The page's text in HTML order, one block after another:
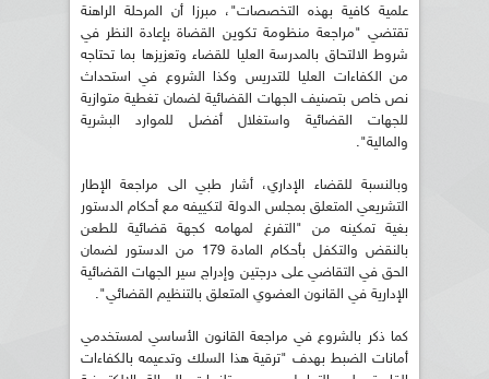
علمية كافية بهذه التخصصات"، مبرزا أن المرحلة الراهنة
تقتضي "مراجعة منظومة تكوين القضاة بإعادة النظر في
شروط الالتحاق بالمدرسة العليا للقضاء وتعزيزها بما تحتاجه
من الكفاءات العليا للتدريس وكذا الشروع في استحداث
نص خاص بتصنيف الجهات القضائية لضمان تغطية متوازية
للجهات القضائية واستغلال أفضل للموارد البشرية
والمالية".
وبالنسبة للقضاء الإداري، أشار طبي الى مراجعة الإطار
التشريعي المتعلق بمجلس الدولة لتكييفه مع أحكام الدستور
بغية تمكينه من "التفرغ لمهامه كجهة قضائية للطعن
بالنقض والتكفل بأحكام المادة 179 من الدستور لضمان
الحق في التقاضي على درجتين وإدراج سير الجهات القضائية
الإدارية في القانون العضوي المتعلق بالتنظيم القضائي".
كما ذكر بالشروع في مراجعة القانون الأساسي لمستخدمي
أمانات الضبط بهدف "ترقية هذا السلك وتدعيمه بالكفاءات